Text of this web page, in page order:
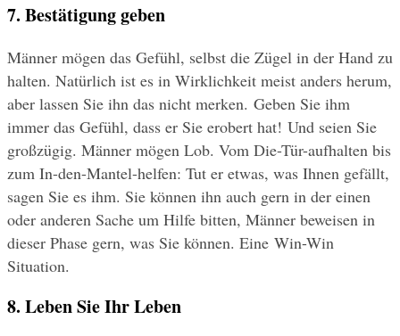
7. Bestätigung geben
Männer mögen das Gefühl, selbst die Zügel in der Hand zu
halten. Natürlich ist es in Wirklichkeit meist anders herum,
aber lassen Sie ihn das nicht merken. Geben Sie ihm
immer das Gefühl, dass er Sie erobert hat! Und seien Sie
großzügig. Männer mögen Lob. Vom Die-Tür-aufhalten bis
zum In-den-Mantel-helfen: Tut er etwas, was Ihnen gefällt,
sagen Sie es ihm. Sie können ihn auch gern in der einen
oder anderen Sache um Hilfe bitten, Männer beweisen in
dieser Phase gern, was Sie können. Eine Win-Win
Situation.
8. Leben Sie Ihr Leben